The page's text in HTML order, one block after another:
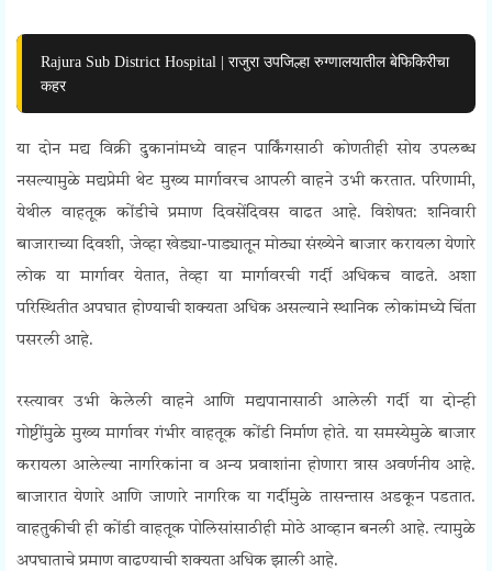
Rajura Sub District Hospital | राजुरा उपजिल्हा रुग्णालयातील बेफिकिरीचा
कहर
या दोन मद्य विक्री दुकानांमध्ये वाहन पार्किंगसाठी कोणतीही सोय उपलब्ध
नसल्यामुळे मद्यप्रेमी थेट मुख्य मार्गावरच आपली वाहने उभी करतात. परिणामी,
येथील वाहतूक कोंडीचे प्रमाण दिवसेंदिवस वाढत आहे. विशेषत: शनिवारी
बाजाराच्या दिवशी, जेव्हा खेड्या-पाड्यातून मोठ्या संख्येने बाजार करायला येणारे
लोक या मार्गावर येतात, तेव्हा या मार्गावरची गर्दी अधिकच वाढते. अशा
परिस्थितीत अपघात होण्याची शक्यता अधिक असल्याने स्थानिक लोकांमध्ये चिंता
पसरली आहे.
रस्त्यावर उभी केलेली वाहने आणि मद्यपानासाठी आलेली गर्दी या दोन्ही
गोष्टींमुळे मुख्य मार्गावर गंभीर वाहतूक कोंडी निर्माण होते. या समस्येमुळे बाजार
करायला आलेल्या नागरिकांना व अन्य प्रवाशांना होणारा त्रास अवर्णनीय आहे.
बाजारात येणारे आणि जाणारे नागरिक या गर्दीमुळे तासन्तास अडकून पडतात.
वाहतुकीची ही कोंडी वाहतूक पोलिसांसाठीही मोठे आव्हान बनली आहे. त्यामुळे
अपघाताचे प्रमाण वाढण्याची शक्यता अधिक झाली आहे.